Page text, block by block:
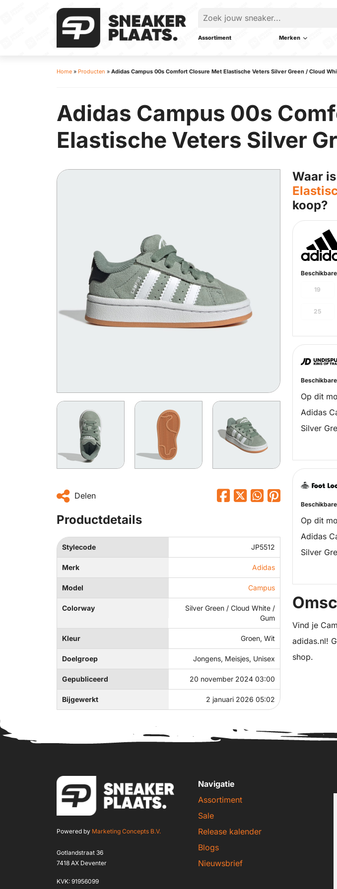
Assortiment Merken
Home » Producten » Adidas Campus 00s Comfort Closure Met Elastische Veters Silver Green / Cloud
Adidas Campus 00s
Elastische Veters Silver
Delen
Productdetails
Stylecode JP5512
Merk Adidas
Model Campus
Colorway
Silver Green / Cloud White /
Gum
Kleur Groen, Wit
Doelgroep Jongens, Meisjes, Unisex
Gepubliceerd 20 november 2024 03:00
Bijgewerkt 2 januari 2026 05:02
Waar is
koop?
Op dit
Adidas
Silver
Op dit
Adidas
Silver
19
25
Vind je
adidas.nl!
shop.
Powered by Marketing Concepts B.V.
Gotlandstraat 36
7418 AX Deventer
KVK: 91956099
Navigatie
Assortiment
Sale
Release kalender
Blogs
Nieuwsbrief